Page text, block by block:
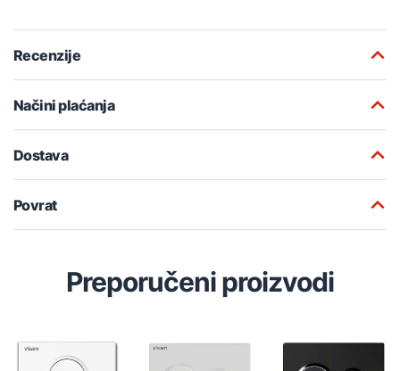
Recenzije
Načini plaćanja
Dostava
Povrat
Preporučeni proizvodi